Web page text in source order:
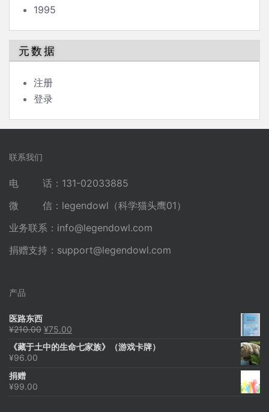
1995
元数据
注册
登录
联系我们
电 话：131-02033885
微 信：legendowl（科学猫头鹰01）
业务联系： info@legendowl.com
捐赠支持： support@legendowl.com
产品
医路东西
¥210.00 原
为：
¥75.00
价
《藏于土中的生命七家族》（游戏卡牌）
¥96.00
捐赠
¥99.00